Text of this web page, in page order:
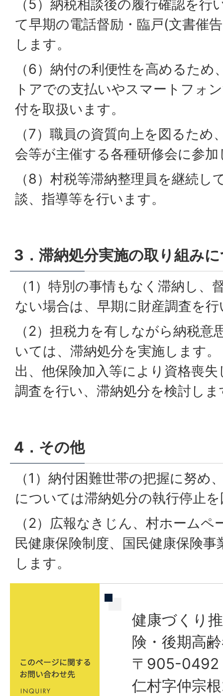
（5）納税相談後の履行確認を行
て早期の電話督励・臨戸(文書催
します。
（6）納付の利便性を高めるた
トアでの支払いやスマートフォ
付を取扱います。
（7）職員の資質向上を図るため
会等が主催する各種研修会に参
（8）村税等滞納整理員を継続し
談、指導等を行います。
3．滞納処分実施の取り組み
（1）特別の事情もなく滞納し、
ない場合は、早期に財産調査を
（2）担税力を有しながら納税意
いては、滞納処分を実施します
出、他保険加入等により資格喪
調査を行い、滞納処分を検討しま
4．その他
（1）納付困難世帯の把握に努め
については滞納処分の執行停止
（2）広報なきじん、村ホームペ
民健康保険制度、国民健康保険
します。
健康づくり
険・後期高
〒905-0492
仁村字仲宗